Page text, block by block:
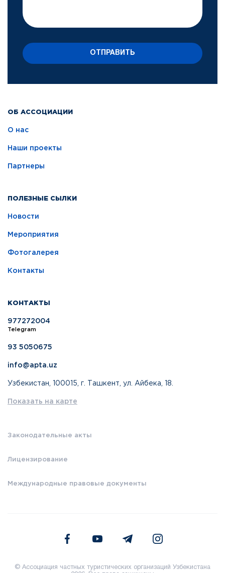
ОБ АССОЦИАЦИИ
О нас
Наши проекты
Партнеры
ПОЛЕЗНЫЕ СЫЛКИ
Новости
Мероприятия
Фотогалерея
Контакты
КОНТАКТЫ
977272004
Telegram
93 5050675
info@apta.uz
Узбекистан, 100015, г. Ташкент, ул. Айбека, 18.
Показать на карте
Законодательные акты
Лицензирование
Международные правовые документы
ОТПРАВИТЬ
© Ассоциация частных туристических организаций Узбекистана